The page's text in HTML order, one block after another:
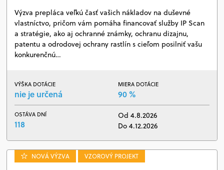
Výzva prepláca veľkú časť vašich nákladov na duševné
vlastníctvo, pričom vám pomáha financovať služby IP Scan
a stratégie, ako aj ochranné známky, ochranu dizajnu,
patentu a odrodovej ochrany rastlín s cieľom posilniť vašu
konkurenčnú…
VÝŠKA DOTÁCIE
nie je určená
MIERA DOTÁCIE
90 %
OSTÁVA DNÍ
118
Od 4.8.2026
Do 4.12.2026
NOVÁ VÝZVA VZOROVÝ PROJEKT